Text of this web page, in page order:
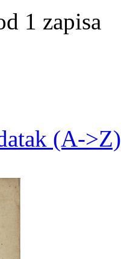
1 zapisa
(A->Z)